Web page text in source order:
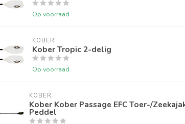
Op voorraad
KOBER
Kober Tropic 2-delig
Op voorraad
KOBER
Kober Kober Passage EFC Toer-/
Peddel